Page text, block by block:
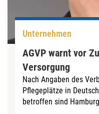
Unternehmen
AGVP warnt vor
Versorgung
Nach Angaben des
Pflegeplätze in
betroffen sind